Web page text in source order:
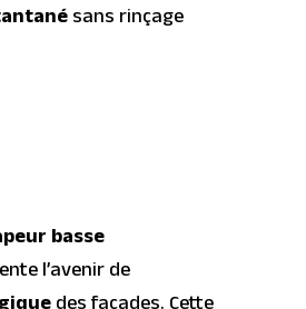
sans rinçage
basse
l’avenir de